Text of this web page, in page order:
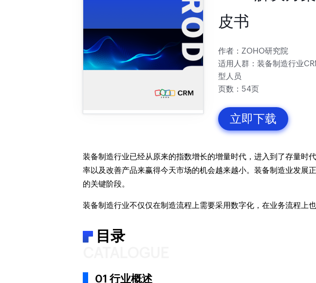
皮书
作者：ZOHO研究院
适用人群：装备制造行业
型人员
页数：54页
立即下载
装备制造行业已经从原来的指数增长的增量时代，进入到了存量时
率以及改善产品来赢得今天市场的机会越来越小。装备制造业发展
的关键阶段。
装备制造行业不仅仅在制造流程上需要采用数字化，在业务流程上也
目录
01 行业概述